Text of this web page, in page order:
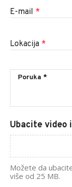
E-mail *
Lokacija *
Ubacite video
Možete da
više od 25 MB.